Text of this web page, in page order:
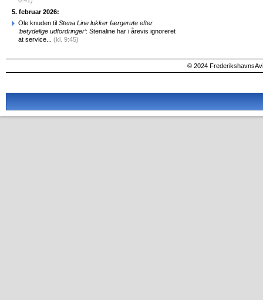
5. februar 2026:
Ole knuden til Stena Line lukker færgerute efter
‘betydelige udfordringer’: Stenaline har i årevis ignoreret
at service... (kl. 9:45)
© 2024